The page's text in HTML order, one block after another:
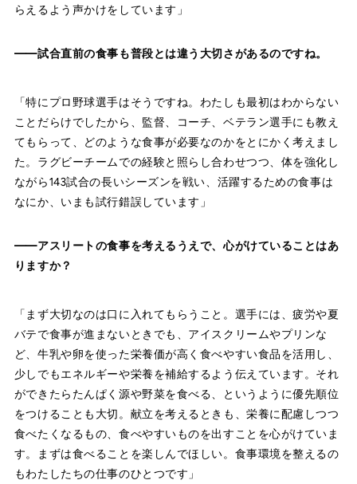
らえるよう声かけをしています」
――試合直前の食事も普段とは違う大切さがあるのですね。
「特にプロ野球選手はそうですね。わたしも最初はわからない
ことだらけでしたから、監督、コーチ、ベテラン選手にも教え
てもらって、どのような食事が必要なのかをとにかく考えまし
た。ラグビーチームでの経験と照らし合わせつつ、体を強化し
ながら143試合の長いシーズンを戦い、活躍するための食事は
なにか、いまも試行錯誤しています」
――アスリートの食事を考えるうえで、心がけていることはあ
りますか？
「まず大切なのは口に入れてもらうこと。選手には、疲労や夏
バテで食事が進まないときでも、アイスクリームやプリンな
ど、牛乳や卵を使った栄養価が高く食べやすい食品を活用し、
少しでもエネルギーや栄養を補給するよう伝えています。それ
ができたらたんぱく源や野菜を食べる、というように優先順位
をつけることも大切。献立を考えるときも、栄養に配慮しつつ
食べたくなるもの、食べやすいものを出すことを心がけていま
す。まずは食べることを楽しんでほしい。食事環境を整えるの
もわたしたちの仕事のひとつです」